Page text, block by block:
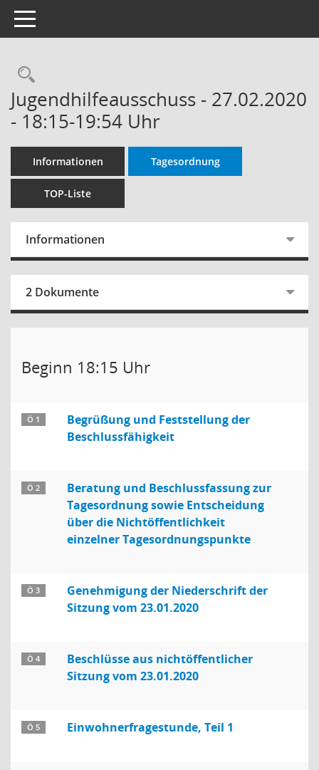
Toggle navigation
Rechercheauswahl
Jugendhilfeausschuss - 27.02.2020
- 18:15-19:54 Uhr
Informationen Tagesordnung
TOP-Liste
Informationen
2 Dokumente
Beginn 18:15 Uhr
Ö 1
Begrüßung und Feststellung der
Beschlussfähigkeit
Ö 2
Beratung und Beschlussfassung zur
Tagesordnung sowie Entscheidung
über die Nichtöffentlichkeit
einzelner Tagesordnungspunkte
Ö 3
Genehmigung der Niederschrift der
Sitzung vom 23.01.2020
Ö 4
Beschlüsse aus nichtöffentlicher
Sitzung vom 23.01.2020
Ö 5 Einwohnerfragestunde, Teil 1